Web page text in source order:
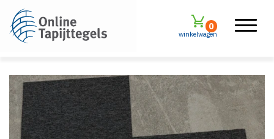
winkelwagen
0